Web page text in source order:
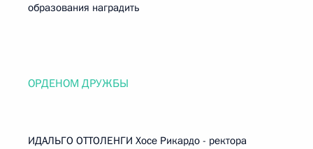
образования наградить
ОРДЕНОМ ДРУЖБЫ
ИДАЛЬГО ОТТОЛЕНГИ Хосе Рикардо - ректора